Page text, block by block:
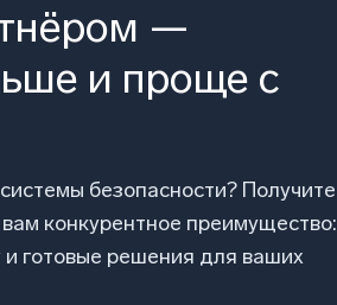
—
и проще с
безопасности? Получите
конкурентное преимущество:
готовые решения для ваших